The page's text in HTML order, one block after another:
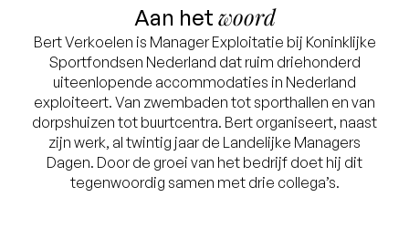
Aan het woord
Bert Verkoelen is Manager Exploitatie bij Koninklijke
Sportfondsen Nederland dat ruim driehonderd
uiteenlopende accommodaties in Nederland
exploiteert. Van zwembaden tot sporthallen en van
dorpshuizen tot buurtcentra. Bert organiseert, naast
zijn werk, al twintig jaar de Landelijke Managers
Dagen. Door de groei van het bedrijf doet hij dit
tegenwoordig samen met drie collega’s.